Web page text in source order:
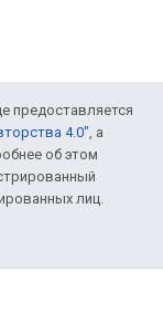
предоставляется
4.0", а
об этом
лиц.